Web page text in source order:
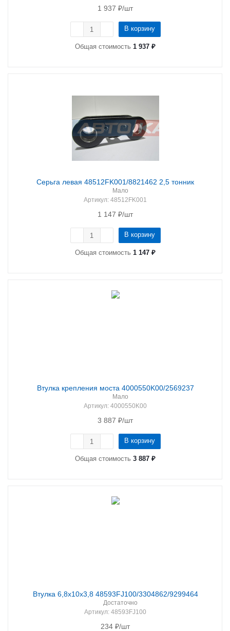
1 937 ₽/шт
В корзину
Общая стоимость 1 937 ₽
Серьга левая 48512FK001/8821462 2,5 тонник
Мало
Артикул: 48512FK001
1 147 ₽/шт
В корзину
Общая стоимость 1 147 ₽
Втулка крепления моста 4000550K00/2569237
Мало
Артикул: 4000550K00
3 887 ₽/шт
В корзину
Общая стоимость 3 887 ₽
Втулка 6,8х10х3,8 48593FJ100/3304862/9299464
Достаточно
Артикул: 48593FJ100
234 ₽/шт